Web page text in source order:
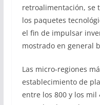
retroalimentación, se
los paquetes
el fin de impulsar
mostrado en general
Las micro-regiones
establecimiento de
entre los 800 y los